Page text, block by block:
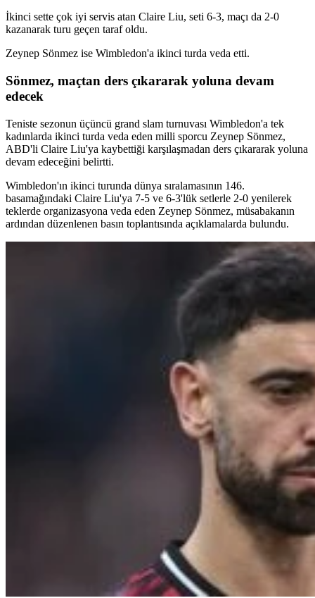
İkinci sette çok iyi servis atan Claire Liu, seti 6-3, maçı da 2-0
kazanarak turu geçen taraf oldu.
Zeynep Sönmez ise Wimbledon'a ikinci turda veda etti.
Sönmez, maçtan ders çıkararak yoluna devam
edecek
Teniste sezonun üçüncü grand slam turnuvası Wimbledon'a tek
kadınlarda ikinci turda veda eden milli sporcu Zeynep Sönmez,
ABD'li Claire Liu'ya kaybettiği karşılaşmadan ders çıkararak yoluna
devam edeceğini belirtti.
Wimbledon'ın ikinci turunda dünya sıralamasının 146.
basamağındaki Claire Liu'ya 7-5 ve 6-3'lük setlerle 2-0 yenilerek
teklerde organizasyona veda eden Zeynep Sönmez, müsabakanın
ardından düzenlenen basın toplantısında açıklamalarda bulundu.